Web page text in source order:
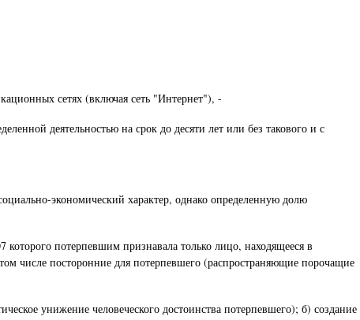
сетях (включая сеть "Интернет"), -
деятельностью на срок до десяти лет или без такового и с
экономический характер, однако определенную долю
потерпевшим признавала только лицо, находящееся в
числе посторонние для потерпевшего (распространяющие порочащие
унижение человеческого достоинства потерпевшего); б) создание